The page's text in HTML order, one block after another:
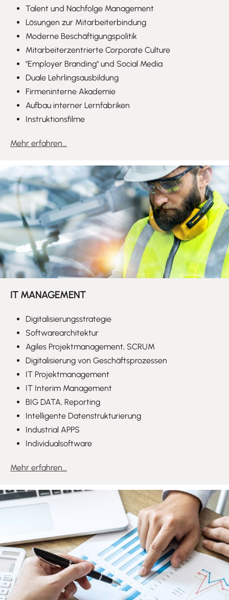
Talent und Nachfolge Management
Lösungen zur Mitarbeiterbindung
Moderne Beschäftigungspolitik
Mitarbeiterzentrierte Corporate Culture
"Employer Branding" und Social Media
Duale Lehrlingsausbildung
Firmeninterne Akademie
Aufbau interner Lernfabriken
Instruktionsfilme
Mehr erfahren...
IT MANAGEMENT
Digitalisierungsstrategie
Softwarearchitektur
Agiles Projektmanagement, SCRUM
Digitalisierung von Geschäftsprozessen
IT Projektmanagement
IT Interim Management
BIG DATA, Reporting
Intelligente Datenstrukturierung
Industrial APPS
Individualsoftware
Mehr erfahren...